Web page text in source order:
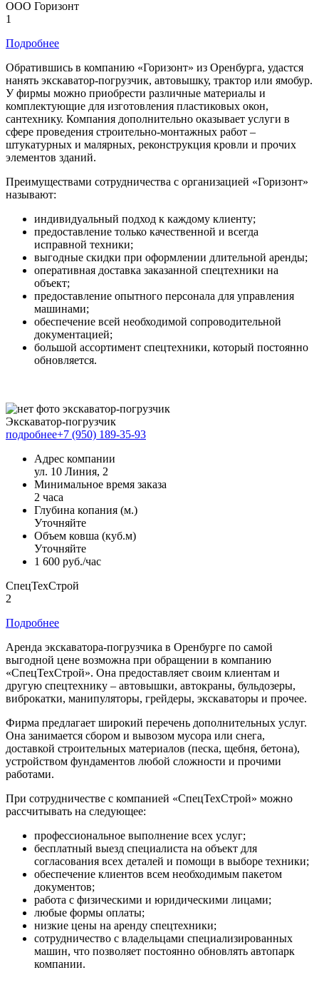
ООО Горизонт
1
Подробнее
Обратившись в компанию «Горизонт» из Оренбурга, удастся
нанять экскаватор-погрузчик, автовышку, трактор или ямобур.
У фирмы можно приобрести различные материалы и
комплектующие для изготовления пластиковых окон,
сантехнику. Компания дополнительно оказывает услуги в
сфере проведения строительно-монтажных работ –
штукатурных и малярных, реконструкция кровли и прочих
элементов зданий.
Преимуществами сотрудничества с организацией «Горизонт»
называют:
индивидуальный подход к каждому клиенту;
предоставление только качественной и всегда
исправной техники;
выгодные скидки при оформлении длительной аренды;
оперативная доставка заказанной спецтехники на
объект;
предоставление опытного персонала для управления
машинами;
обеспечение всей необходимой сопроводительной
документацией;
большой ассортимент спецтехники, который постоянно
обновляется.
Экскаватор-погрузчик
подробнее+7 (950) 189-35-93
Адрес компании
ул. 10 Линия, 2
Минимальное время заказа
2 часа
Глубина копания (м.)
Уточняйте
Объем ковша (куб.м)
Уточняйте
1 600 руб./час
СпецТехСтрой
2
Подробнее
Аренда экскаватора-погрузчика в Оренбурге по самой
выгодной цене возможна при обращении в компанию
«СпецТехСтрой». Она предоставляет своим клиентам и
другую спецтехнику – автовышки, автокраны, бульдозеры,
виброкатки, манипуляторы, грейдеры, экскаваторы и прочее.
Фирма предлагает широкий перечень дополнительных услуг.
Она занимается сбором и вывозом мусора или снега,
доставкой строительных материалов (песка, щебня, бетона),
устройством фундаментов любой сложности и прочими
работами.
При сотрудничестве с компанией «СпецТехСтрой» можно
рассчитывать на следующее:
профессиональное выполнение всех услуг;
бесплатный выезд специалиста на объект для
согласования всех деталей и помощи в выборе техники;
обеспечение клиентов всем необходимым пакетом
документов;
работа с физическими и юридическими лицами;
любые формы оплаты;
низкие цены на аренду спецтехники;
сотрудничество с владельцами специализированных
машин, что позволяет постоянно обновлять автопарк
компании.